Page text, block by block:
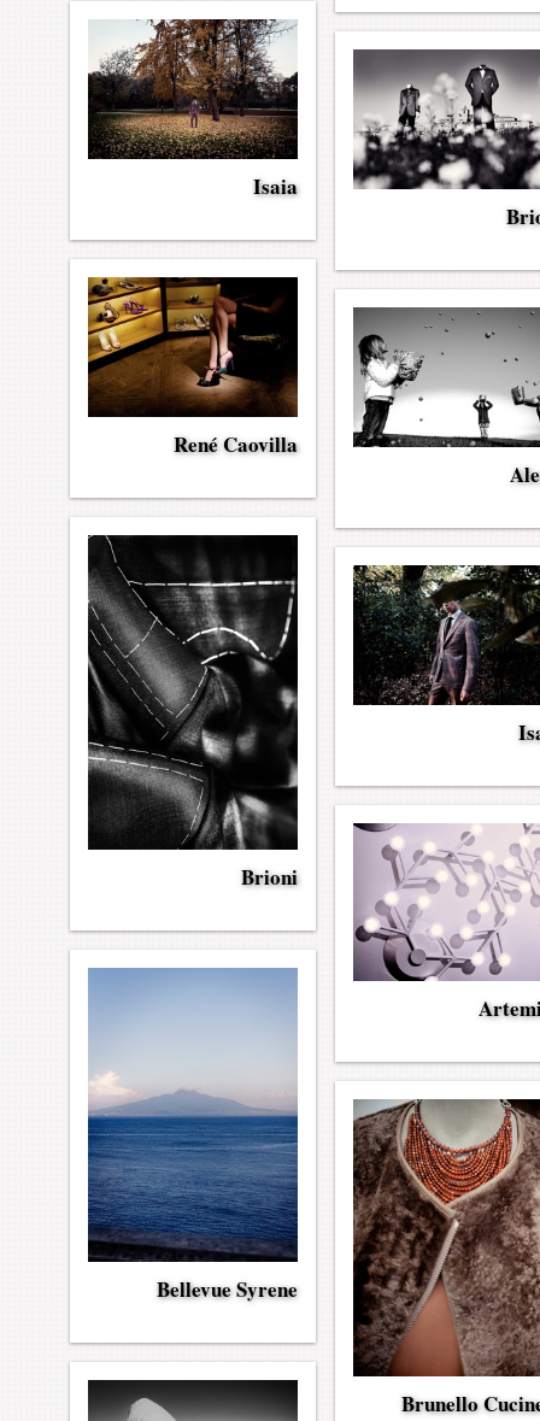
Isaia
René Caovilla
Brioni
Bellevue Syrene
Brunello